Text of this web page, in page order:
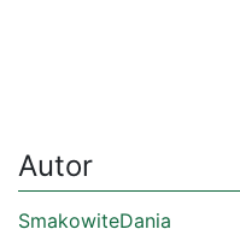
Autor
SmakowiteDania